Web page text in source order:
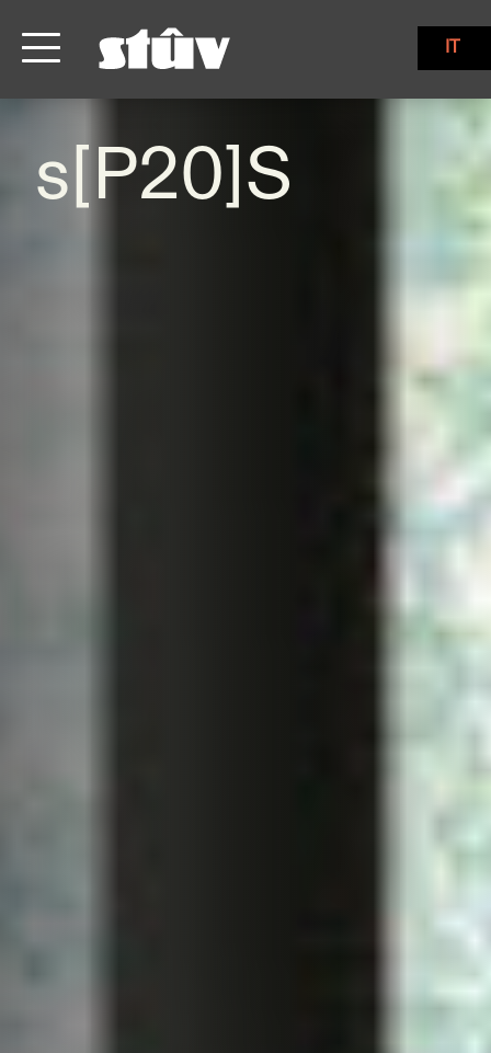
IT
s[P20]S